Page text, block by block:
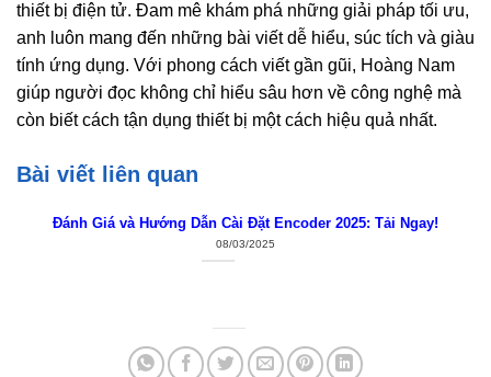
thiết bị điện tử. Đam mê khám phá những giải pháp tối ưu,
anh luôn mang đến những bài viết dễ hiểu, súc tích và giàu
tính ứng dụng. Với phong cách viết gần gũi, Hoàng Nam
giúp người đọc không chỉ hiểu sâu hơn về công nghệ mà
còn biết cách tận dụng thiết bị một cách hiệu quả nhất.
Bài viết liên quan
Đánh Giá và Hướng Dẫn Cài Đặt Encoder 2025: Tải Ngay!
08/03/2025